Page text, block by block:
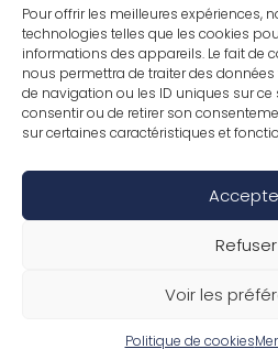
Pour offrir les meilleures expériences,
technologies telles que les cookies
informations des appareils. Le fait de
nous permettra de traiter des
de navigation ou les ID uniques sur ce
consentir ou de retirer son
sur certaines caractéristiques et
Refuser
Voir les
Politique de cookies
Our vision for the world of
Our floorings
Our laminates
Our parquets
Our wood veneers
Our accessories
General terms and